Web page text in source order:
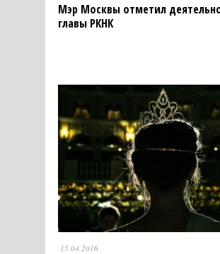
Мэр Москвы отметил
главы РКНК
15.04.2016